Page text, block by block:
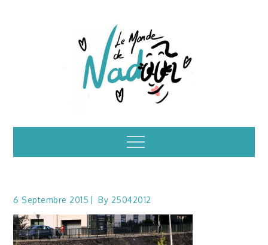
Illustrations – le
monde de Nadoo
Menu
6 Septembre 2015 By 25042012